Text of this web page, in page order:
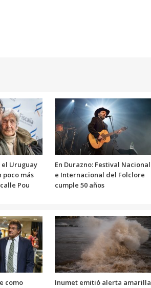
Uruguay
más
Pou
En Durazno: Festival Nacional
e Internacional del Folclore
cumple 50 años
como
Inumet emitió alerta amarilla